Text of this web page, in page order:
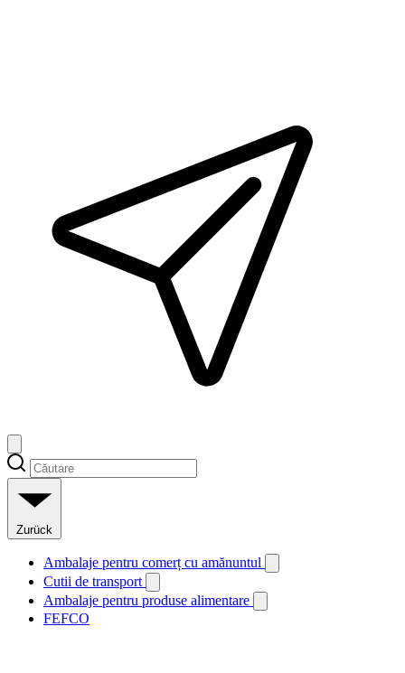
Zurück
Ambalaje pentru comerț cu amănuntul
Cutii de transport
Ambalaje pentru produse alimentare
FEFCO